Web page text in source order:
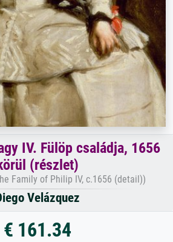
IV. Fülöp családja, 1656
(részlet)
Family of Philip IV, c.1656 (detail))
Velázquez
€ 161.34